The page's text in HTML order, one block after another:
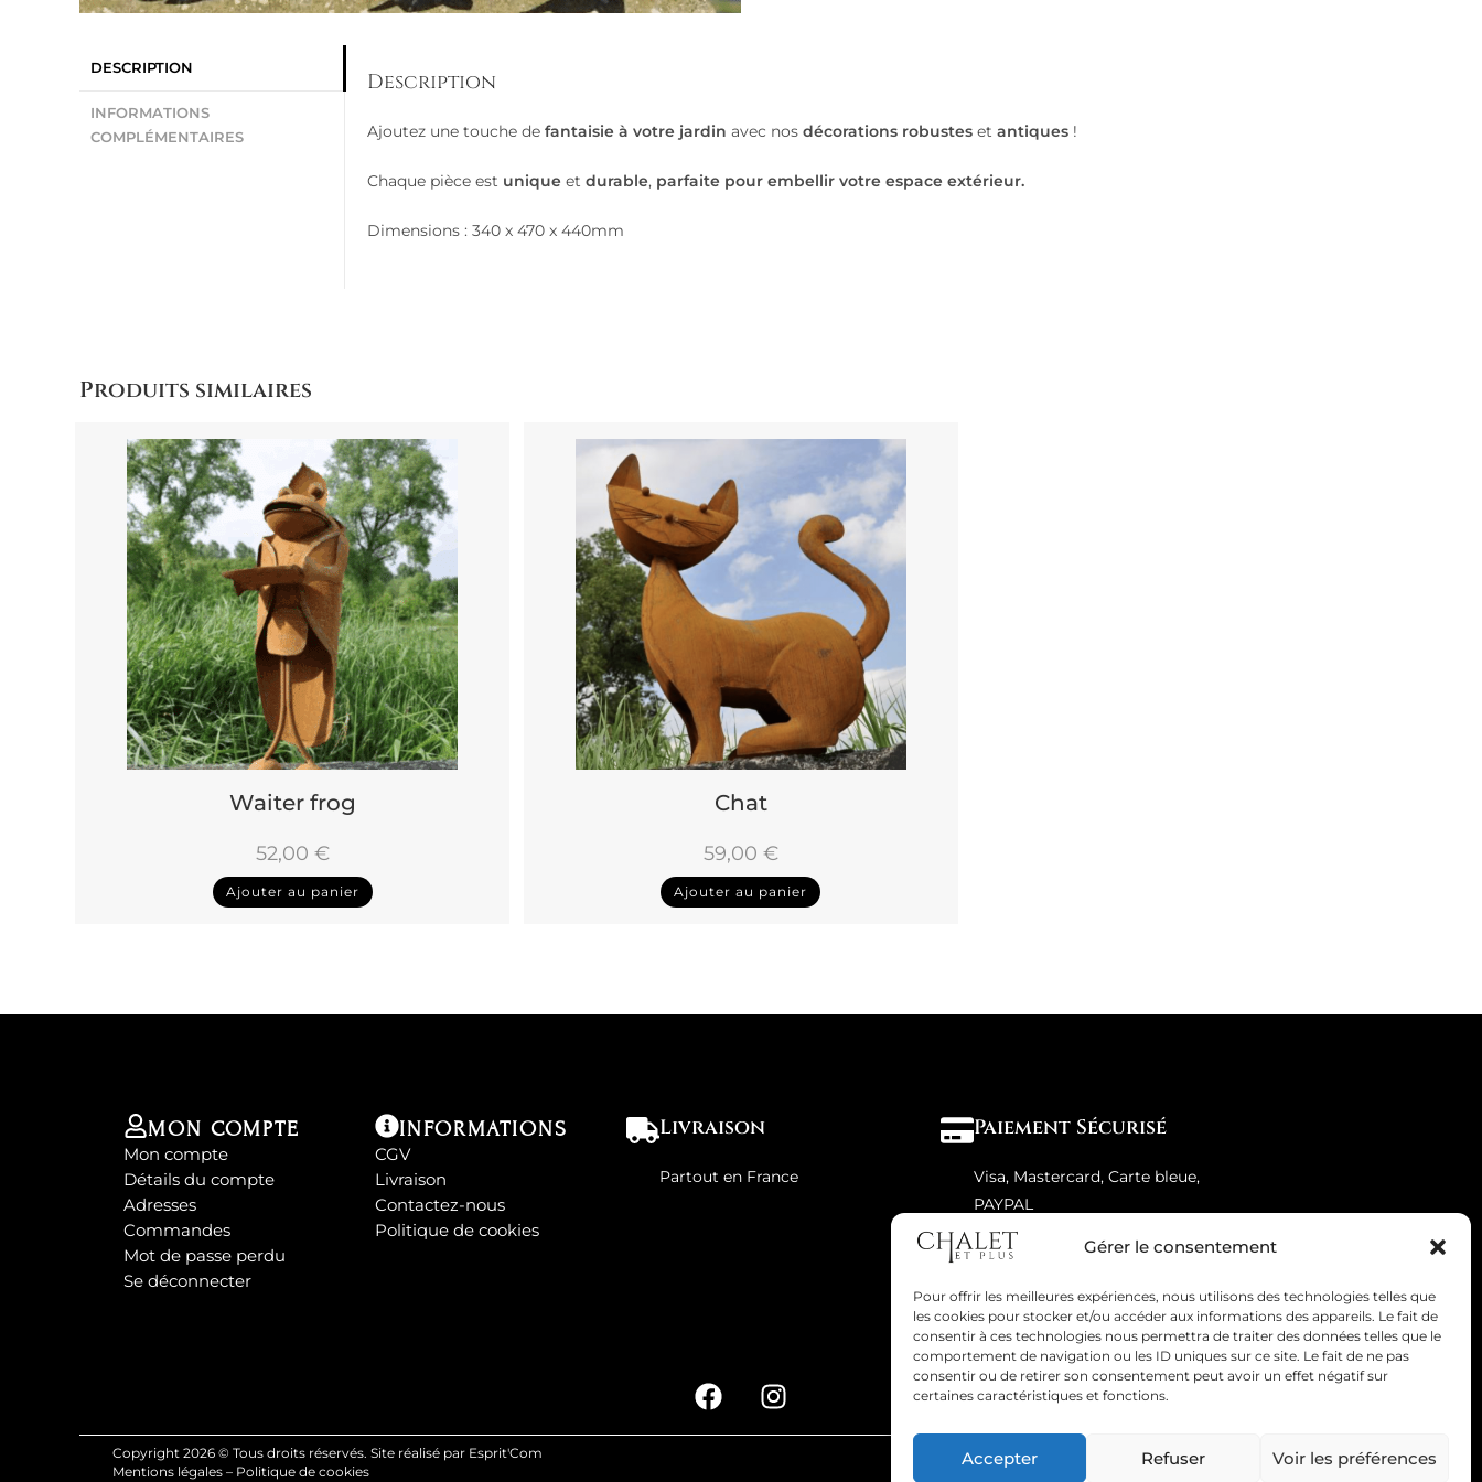
Gérer le consentement
Pour offrir les meilleures expériences, nous utilisons des technologies telles que
les cookies pour stocker et/ou accéder aux informations des appareils. Le fait de
consentir à ces technologies nous permettra de traiter des données telles que le
comportement de navigation ou les ID uniques sur ce site. Le fait de ne pas
consentir ou de retirer son consentement peut avoir un effet négatif sur
certaines caractéristiques et fonctions.
Accepter Refuser Voir les préférences
DESCRIPTION
INFORMATIONS
COMPLÉMENTAIRES
Description
Ajoutez une touche de fantaisie à votre jardin avec nos décorations robustes et antiques !
Chaque pièce est unique et durable, parfaite pour embellir votre espace extérieur.
Dimensions : 340 x 470 x 440mm
Produits similaires
Waiter frog
52,00 €
Ajouter au panier
Chat
59,00 €
Ajouter au panier
MON COMPTE
Mon compte
Détails du compte
Adresses
Commandes
Mot de passe perdu
Se déconnecter
INFORMATIONS
CGV
Livraison
Contactez-nous
Politique de cookies
Livraison
Partout en France
Paiement Sécurisé
Visa, Mastercard, Carte bleue,
PAYPAL
Copyright 2026 © Tous droits réservés. Site réalisé par Esprit'Com
Mentions légales – Politique de cookies